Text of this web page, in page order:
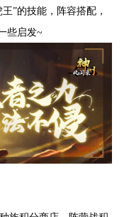
”的技能，阵容搭配，
些启发~